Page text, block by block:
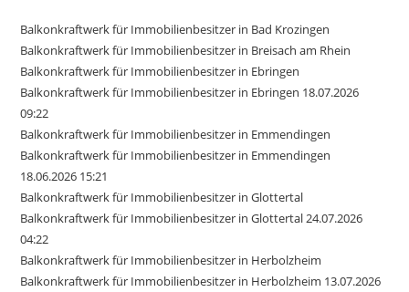
Balkonkraftwerk für Immobilienbesitzer in Bad Krozingen
Balkonkraftwerk für Immobilienbesitzer in Breisach am Rhein
Balkonkraftwerk für Immobilienbesitzer in Ebringen
Balkonkraftwerk für Immobilienbesitzer in Ebringen 18.07.2026
09:22
Balkonkraftwerk für Immobilienbesitzer in Emmendingen
Balkonkraftwerk für Immobilienbesitzer in Emmendingen
18.06.2026 15:21
Balkonkraftwerk für Immobilienbesitzer in Glottertal
Balkonkraftwerk für Immobilienbesitzer in Glottertal 24.07.2026
04:22
Balkonkraftwerk für Immobilienbesitzer in Herbolzheim
Balkonkraftwerk für Immobilienbesitzer in Herbolzheim 13.07.2026